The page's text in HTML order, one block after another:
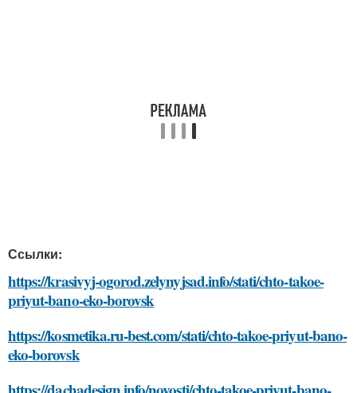
Ссылки:
https://krasivyj-ogorod.zelynyjsad.info/stati/chto-takoe-
priyut-bano-eko-borovsk
https://kosmetika.ru-best.com/stati/chto-takoe-priyut-bano-
eko-borovsk